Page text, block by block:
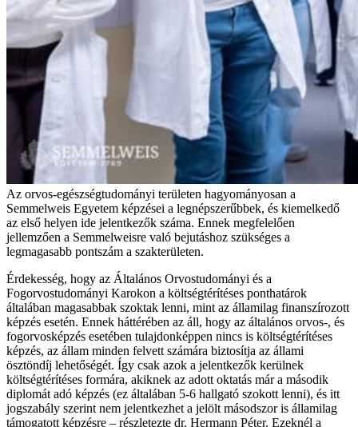
Az orvos-egészségtudományi területen hagyományosan a
Semmelweis Egyetem képzései a legnépszerűbbek, és kiemelkedő
az első helyen ide jelentkezők száma. Ennek megfelelően
jellemzően a Semmelweisre való bejutáshoz szükséges a
legmagasabb pontszám a szakterületen.
Érdekesség, hogy az Általános Orvostudományi és a
Fogorvostudományi Karokon a költségtérítéses ponthatárok
általában magasabbak szoktak lenni, mint az államilag finanszírozott
képzés esetén. Ennek háttérében az áll, hogy az általános orvos-, és
fogorvosképzés esetében tulajdonképpen nincs is költségtérítéses
képzés, az állam minden felvett számára biztosítja az állami
ösztöndíj lehetőségét. Így csak azok a jelentkezők kerülnek
költségtérítéses formára, akiknek az adott oktatás már a második
diplomát adó képzés (ez általában 5-6 hallgató szokott lenni), és itt
jogszabály szerint nem jelentkezhet a jelölt másodszor is államilag
támogatott képzésre – részletezte dr. Hermann Péter. Ezeknél a